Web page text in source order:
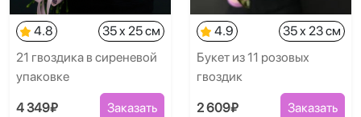
4.8
35 x 25 см
21 гвоздика в сиреневой
упаковке
4 349₽ Заказать
4.9
35 x 23 см
Букет из 11 розовых
гвоздик
2 609₽ Заказать